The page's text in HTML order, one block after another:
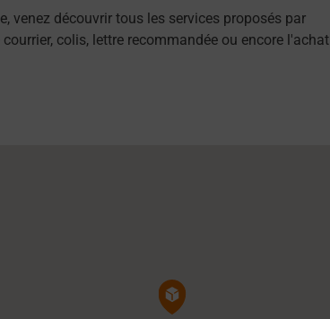
venez découvrir tous les services proposés par
colis, lettre recommandée ou encore l'achat
Pin de la carte